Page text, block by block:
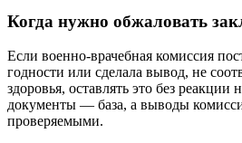
Когда нужно обжаловать
Если военно-врачебная комиссия
годности или сделала вывод, не
здоровья, оставлять это без
документы — база, а выводы
проверяемыми.